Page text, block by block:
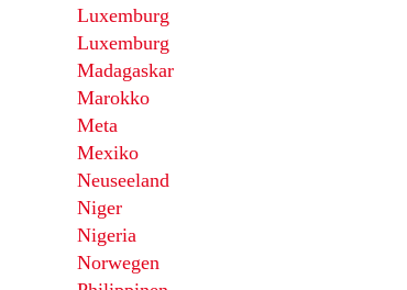
Luxemburg
Luxemburg
Madagaskar
Marokko
Meta
Mexiko
Neuseeland
Niger
Nigeria
Norwegen